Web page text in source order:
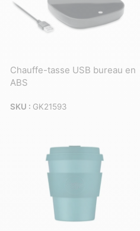
Chauffe-tasse USB bureau en
ABS
SKU : GK21593